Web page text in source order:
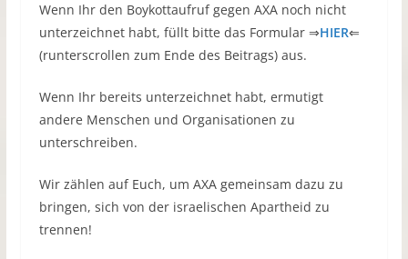
Wenn Ihr den Boykottaufruf gegen AXA noch nicht
unterzeichnet habt, füllt bitte das Formular ⇒HIER⇐
(runterscrollen zum Ende des Beitrags) aus.
Wenn Ihr bereits unterzeichnet habt, ermutigt
andere Menschen und Organisationen zu
unterschreiben.
Wir zählen auf Euch, um AXA gemeinsam dazu zu
bringen, sich von der israelischen Apartheid zu
trennen!